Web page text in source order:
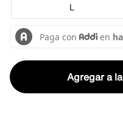
L
Agregar a